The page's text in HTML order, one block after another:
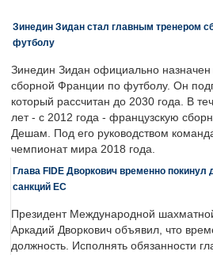
Зинедин Зидан стал главным тренером
футболу
Зинедин Зидан официально
сборной Франции по футболу. Он
который рассчитан до 2030 года. В
лет - с 2012 года - французскую
Дешам. Под его руководством
чемпионат мира 2018 года.
Глава FIDE Дворкович временно покинул
санкций ЕС
Президент Международной
Аркадий Дворкович объявил, что
должность. Исполнять обязанности